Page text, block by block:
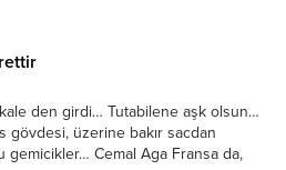
den girdi… Tutabilene aşk olsun…
gövdesi, üzerine bakır sacdan
gemicikler… Cemal Aga Fransa da,